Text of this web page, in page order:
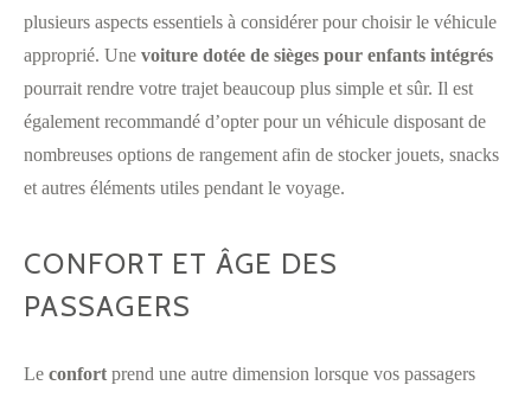
plusieurs aspects essentiels à considérer pour choisir le véhicule
approprié. Une voiture dotée de sièges pour enfants intégrés
pourrait rendre votre trajet beaucoup plus simple et sûr. Il est
également recommandé d’opter pour un véhicule disposant de
nombreuses options de rangement afin de stocker jouets, snacks
et autres éléments utiles pendant le voyage.
CONFORT ET ÂGE DES
PASSAGERS
Le confort prend une autre dimension lorsque vos passagers